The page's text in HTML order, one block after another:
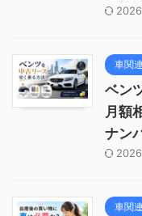
車関連
ベン
月額
ナン
車関連